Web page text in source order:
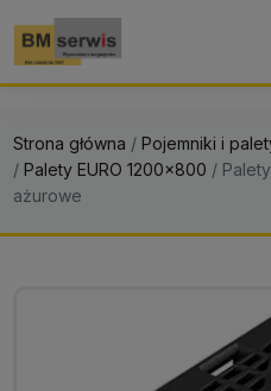
Moje konto
Strona główna / Pojemniki i
/ Palety EURO 1200x800 /Palety
ażurowe